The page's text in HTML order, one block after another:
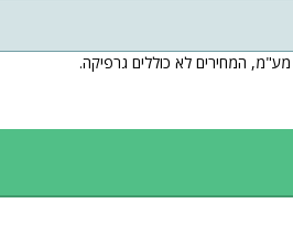
מע"מ, המחירים לא כוללים גרפיקה.